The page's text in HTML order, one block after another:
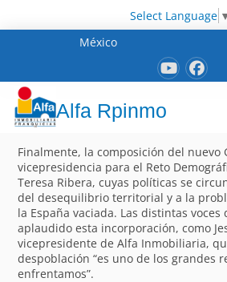
Select Language
México
Alfa Rpinmo
Finalmente, la composición del nuevo
vicepresidencia para el Reto
Teresa Ribera, cuyas políticas se
del desequilibrio territorial y a la
la España vaciada. Las distintas voces
aplaudido esta incorporación, como
vicepresidente de Alfa Inmobiliaria,
despoblación “es uno de los grandes
enfrentamos”.